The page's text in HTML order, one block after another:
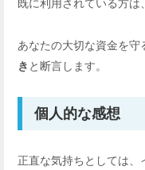
既に利用されている方は
あなたの大切な資金を守
き と断言します。
個人的な感想
正直な気持ちとしては